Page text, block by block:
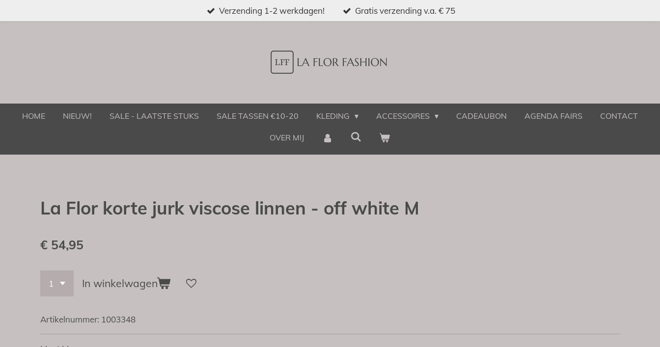
direct
Verzending 1-2 werkdagen! Gratis verzending v.a. € 75
HOME NIEUW! SALE - LAATSTE STUKS SALE TASSEN €10-20 KLEDING ACCESSOIRES CADEAUBON AGENDA FAIRS CONTACT
OVER MIJ
La Flor korte jurk viscose linnen - off white M
€ 54,95
In winkelwagen
Artikelnummer: 1003348